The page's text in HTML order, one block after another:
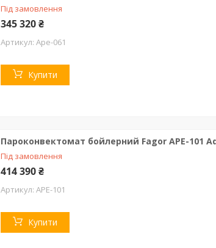
Під замовлення
345 320 ₴
Ape-061
Купити
Пароконвектомат бойлерний Fagor APE-101
Під замовлення
414 390 ₴
APE-101
Купити